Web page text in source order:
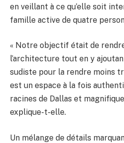
en veillant à ce qu’elle soit
famille active de quatre
« Notre objectif était de
l’architecture tout en y
sudiste pour la rendre moins
est un espace à la fois
racines de Dallas et
explique-t-elle.
Un mélange de détails